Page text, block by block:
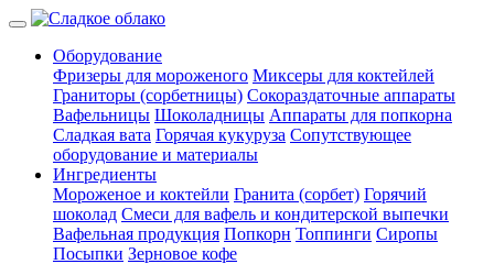
Оборудование
Фризеры для мороженого Миксеры для коктейлей
Граниторы (сорбетницы) Сокораздаточные аппараты
Вафельницы Шоколадницы Аппараты для попкорна
Сладкая вата Горячая кукуруза Сопутствующее
оборудование и материалы
Ингредиенты
Мороженое и коктейли Гранита (сорбет) Горячий
шоколад Смеси для вафель и кондитерской выпечки
Вафельная продукция Попкорн Топпинги Сиропы
Посыпки Зерновое кофе